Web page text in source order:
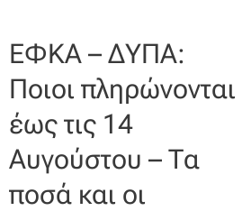
ΕΦΚΑ – ΔΥΠΑ:
Ποιοι πληρώνονται
έως τις 14
Αυγούστου – Τα
ποσά και οι